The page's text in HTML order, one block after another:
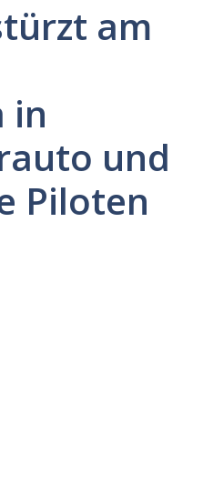
am
in
und
Piloten